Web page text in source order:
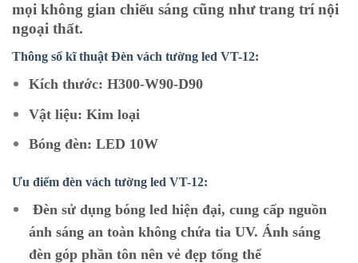
mọi không gian chiếu sáng cũng như trang trí nội
ngoại thất.
Thông số kĩ thuật Đèn vách tường led VT-12:
Kích thước: H300-W90-D90
Vật liệu: Kim loại
Bóng đèn: LED 10W
Ưu điểm đèn vách tường led VT-12:
Đèn sử dụng bóng led hiện đại, cung cấp nguồn
ánh sáng an toàn không chứa tia UV. Ánh sáng
đèn góp phần tôn nên vẻ đẹp tổng thể